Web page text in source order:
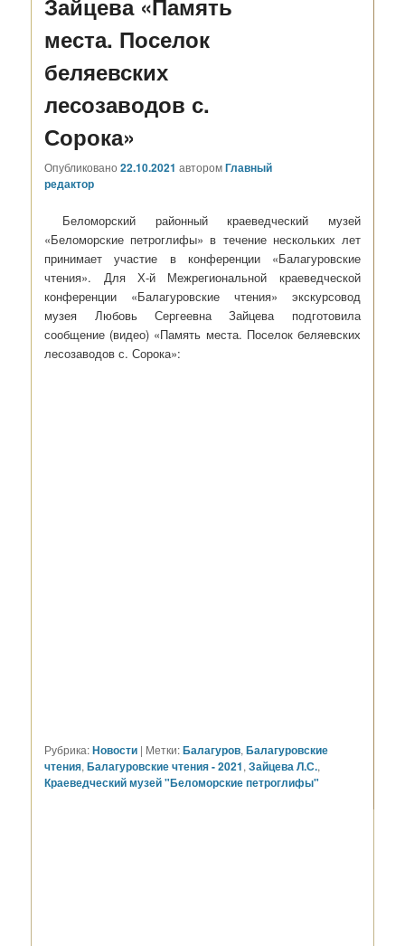
Зайцева «Память
места. Поселок
беляевских
лесозаводов с.
Сорока»
Опубликовано22.10.2021 авторомГлавный
редактор
Беломорский районный краеведческий музей
«Беломорские петроглифы» в течение нескольких лет
принимает участие в конференции «Балагуровские
чтения». Для Х-й Межрегиональной краеведческой
конференции «Балагуровские чтения» экскурсовод
музея Любовь Сергеевна Зайцева подготовила
сообщение (видео) «Память места. Поселок беляевских
лесозаводов с. Сорока»:
Рубрика:Новости | Метки:Балагуров,Балагуровские
чтения,Балагуровские чтения - 2021,Зайцева Л.С.,
Краеведческий музей "Беломорские петроглифы"